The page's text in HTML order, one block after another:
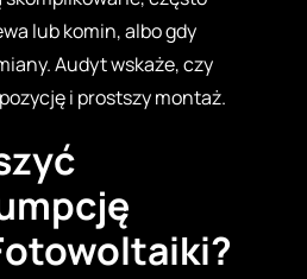
lub komin, albo gdy
Audyt wskaże, czy
i prostszy montaż.